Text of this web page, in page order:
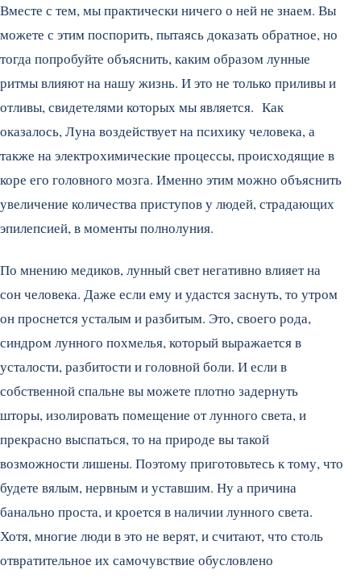
Вместе с тем, мы практически ничего о ней не знаем. Вы
можете с этим поспорить, пытаясь доказать обратное, но
тогда попробуйте объяснить, каким образом лунные
ритмы влияют на нашу жизнь. И это не только приливы и
отливы, свидетелями которых мы является. Как
оказалось, Луна воздействует на психику человека, а
также на электрохимические процессы, происходящие в
коре его головного мозга. Именно этим можно объяснить
увеличение количества приступов у людей, страдающих
эпилепсией, в моменты полнолуния.
По мнению медиков, лунный свет негативно влияет на
сон человека. Даже если ему и удастся заснуть, то утром
он проснется усталым и разбитым. Это, своего рода,
синдром лунного похмелья, который выражается в
усталости, разбитости и головной боли. И если в
собственной спальне вы можете плотно задернуть
шторы, изолировать помещение от лунного света, и
прекрасно выспаться, то на природе вы такой
возможности лишены. Поэтому приготовьтесь к тому, что
будете вялым, нервным и уставшим. Ну а причина
банально проста, и кроется в наличии лунного света.
Хотя, многие люди в это не верят, и считают, что столь
отвратительное их самочувствие обусловлено